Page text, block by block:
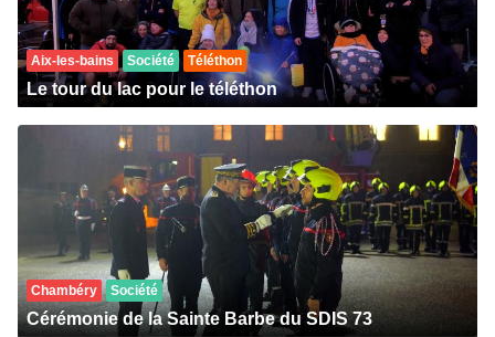
Aix-les-bains Société Téléthon
Le tour du lac pour le téléthon
Chambéry Société
Cérémonie de la Sainte Barbe du SDIS 73